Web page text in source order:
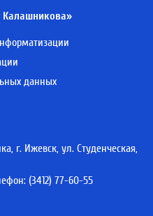
данных
г. Ижевск, ул. Студенческая,
(3412) 77-60-55